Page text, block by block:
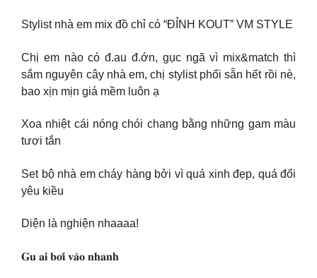
Stylist nhà em mix đồ chỉ có “ĐỈNH KOUT” VM STYLE
Chị em nào có đ.au đ.ớn, gục ngã vì mix&match thì
sắm nguyên cây nhà em, chị stylist phối sẵn hết rồi nè,
bao xịn mịn giá mềm luôn ạ
Xoa nhiệt cái nóng chói chang bằng những gam màu
tươi tắn
Set bộ nhà em cháy hàng bởi vì quá xinh đẹp, quá đổi
yêu kiều
Diện là nghiện nhaaaa!
𝐆𝐮 𝐚𝐢 𝐛𝐨̛𝐢 𝐯𝐚̀𝐨 𝐧𝐡𝐚𝐧𝐡